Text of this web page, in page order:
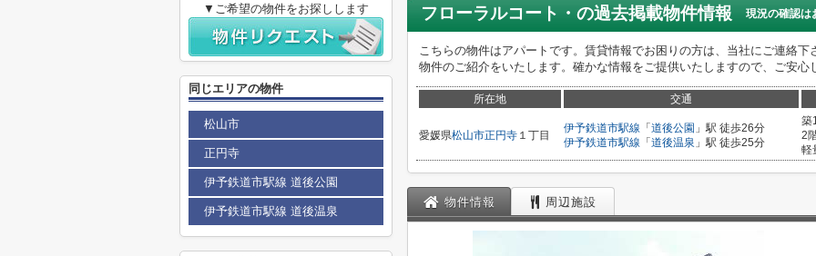
フローラルコート・ の過去掲載物件情報 現況の確認は
こちらの物件はアパートです。賃貸情報でお困りの方は、当社にご連絡
物件のご紹介をいたします。確かな情報をご提供いたしますので、ご安心
所在地 交通
愛媛県松山市正円寺 １丁目
伊予鉄道市駅線 「 道後公園 」駅 徒歩26分
伊予鉄道市駅線 「 道後温泉 」駅 徒歩25分
築
2
軽
物件情報 周辺施設
▼ご希望の物件をお探しします
同じエリアの物件
松山市
正円寺
伊予鉄道市駅線 道後公園
伊予鉄道市駅線 道後温泉